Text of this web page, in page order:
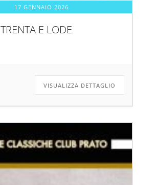
17 GENNAIO 2026
TRENTA E LODE
VISUALIZZA DETTAGLIO